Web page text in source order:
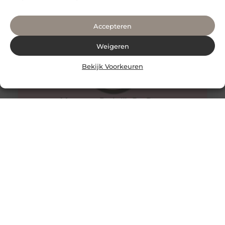
Accepteren
Weigeren
Bekijk Voorkeuren